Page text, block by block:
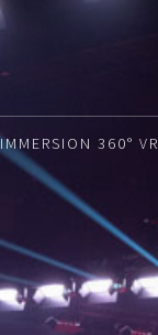
IMMERSION 360° VR